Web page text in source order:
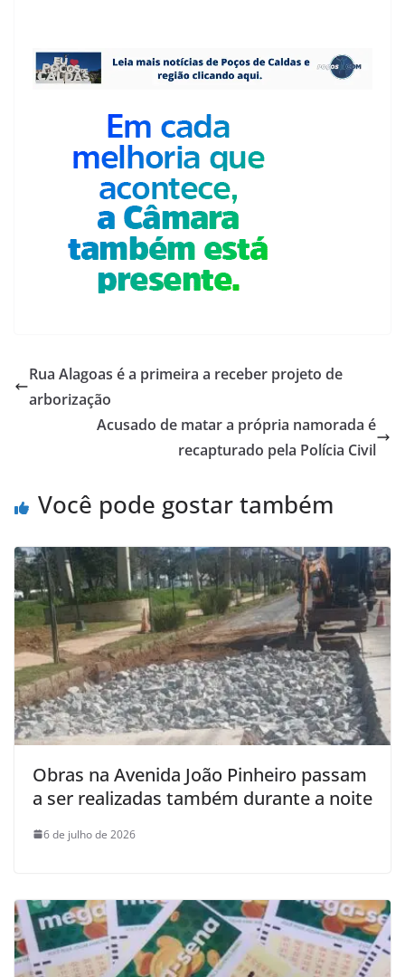
Rua Alagoas é a primeira a receber projeto de
arborização
Acusado de matar a própria namorada é
recapturado pela Polícia Civil
Você pode gostar também
Obras na Avenida João Pinheiro passam
a ser realizadas também durante a noite
6 de julho de 2026